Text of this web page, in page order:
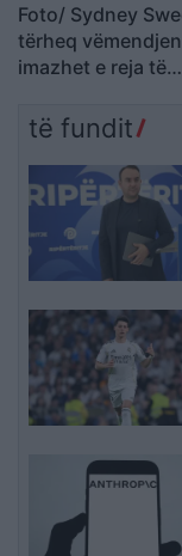
Foto/ Sydney
tërheq
imazhet e reja të
të fundit